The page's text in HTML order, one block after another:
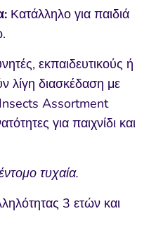
Κατάλληλο για παιδιά
εκπαιδευτικούς ή
λίγη διασκέδαση με
Assortment
για παιχνίδι και
τυχαία.
3 ετών και